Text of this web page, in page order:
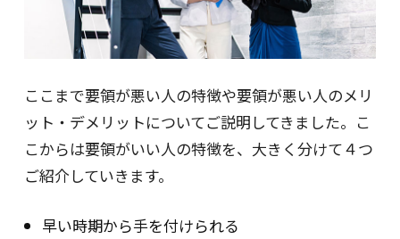
ここまで要領が悪い人の特徴や要領が悪い人のメリ
ット・デメリットについてご説明してきました。こ
こからは要領がいい人の特徴を、大きく分けて４つ
ご紹介していきます。
早い時期から手を付けられる